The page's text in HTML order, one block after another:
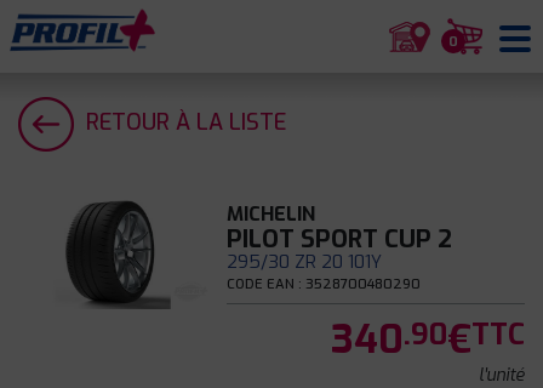
0
RETOUR À LA LISTE
MICHELIN
PILOT SPORT CUP 2
295/30 ZR 20 101Y
CODE EAN : 3528700480290
340.90€TTC
l'unité